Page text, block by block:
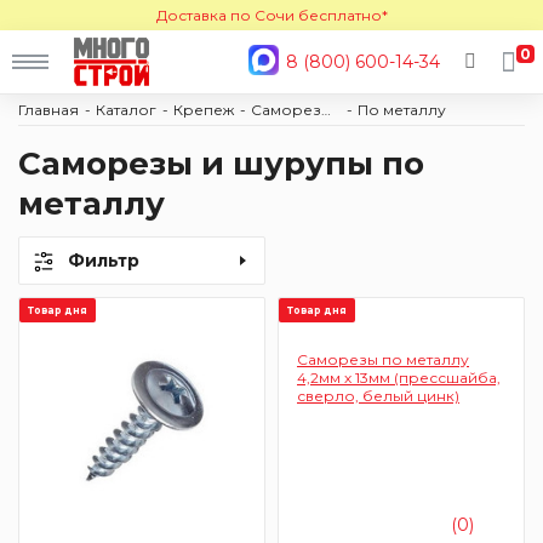
Доставка по Сочи бесплатно*
8 (800) 600-14-34 0
Главная Каталог Крепеж По металлу
Саморезы и шурупы по
металлу
Фильтр
Товар дня Товар дня
Саморезы по металлу
4,2мм х 13мм (прессшайба,
сверло, белый цинк)
(0)